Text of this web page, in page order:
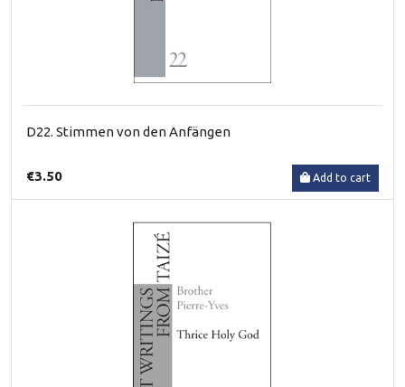
D22. Stimmen von den Anfängen
€3.50 Add to cart